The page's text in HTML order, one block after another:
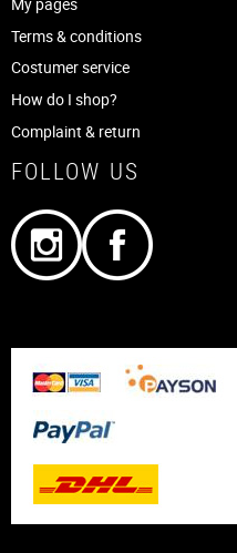
Terms & conditions
Costumer service
How do I shop?
Complaint & return
FOLLOW US